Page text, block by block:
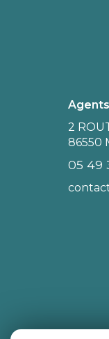
2
86550
05 49